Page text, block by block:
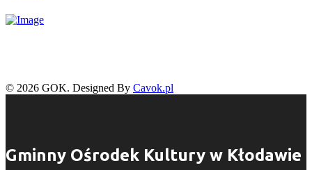
© 2026 GOK. Designed By Cavok.pl
Gminny Ośrodek Kultury w Kłodawie